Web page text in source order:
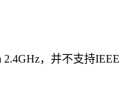
，并不支持IEEE